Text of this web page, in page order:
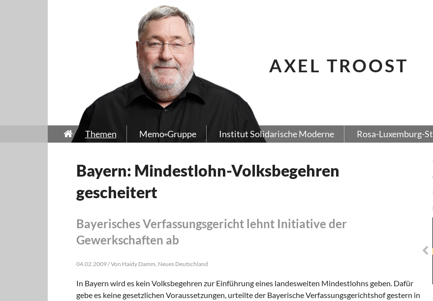
AXEL TROOST
Themen Memo-Gruppe Institut Solidarische Moderne Rosa-Luxemburg-
Bayern: Mindestlohn-Volksbegehren
gescheitert
Bayerisches Verfassungsgericht lehnt Initiative der
Gewerkschaften ab
04.02.2009 / Von Haidy Damm, Neues Deutschland
In Bayern wird es kein Volksbegehren zur Einführung eines landesweiten Mindestlohns geben. Dafür
gebe es keine gesetzlichen Voraussetzungen, urteilte der Bayerische Verfassungsgerichtshof gestern in
Solidarisches EUropa -